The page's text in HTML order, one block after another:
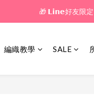
🎁 新好友購物
🎁 新好友購物
編織教學 SALE